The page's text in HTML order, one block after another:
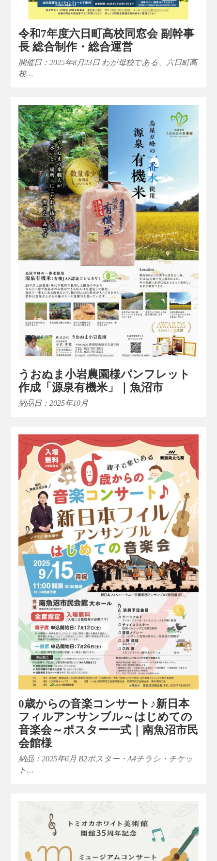
令和7年度六日町高校同窓会 副幹事
長 総合制作・総合運営
開催日：2025年8月23日 わが母校である、六日町高
校…
うおぬま小岩農園様パンフレット
作成「源泉有機米」｜魚沼市
納品日：2025年10月
0歳からの音楽コンサート♪新日本
フィルアンサンブル～はじめての
音楽会～ポスター一式｜南魚沼市民
会館様
納品：2025年6月 B2ポスター・A4チラシ・チケッ
ト…